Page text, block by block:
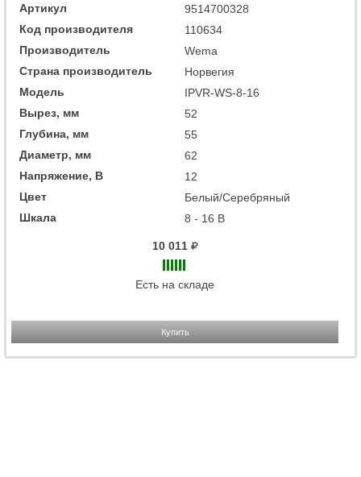
Артикул
9514700328
Код производителя
110634
Производитель
Wema
Страна производитель
Норвегия
Модель
IPVR-WS-8-16
Вырез, мм
52
Глубина, мм
55
Диаметр, мм
62
Напряжение, В
12
Цвет
Белый/Серебряный
Шкала
8 - 16 В
10 011
Есть на складе
Купить